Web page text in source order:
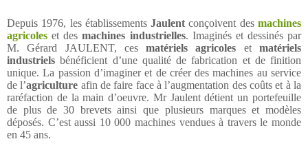
Depuis 1976, les établissementsJaulent conçoivent desmachines
agricoles et desmachines industrielles. Imaginés et dessinés par
M. Gérard JAULENT, cesmatériels agricoles etmatériels
industrielsbénéficient d’une qualité de fabrication et de finition
unique. La passion d’imaginer et de créer des machines au service
de l’agriculture afin de faire face à l’augmentation des coûts et à la
raréfaction de la main d’oeuvre. Mr Jaulent détient un portefeuille
de plus de 30 brevets ainsi que plusieurs marques et modèles
déposés. C’est aussi 10 000 machines vendues à travers le monde
en 45 ans.